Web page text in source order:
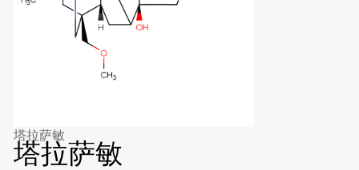
塔拉萨敏
塔拉萨敏